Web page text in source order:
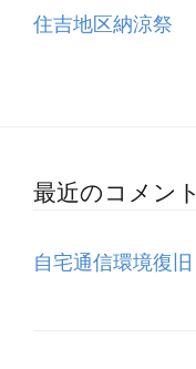
住吉地区納涼祭
最近のコメント
自宅通信環境復旧